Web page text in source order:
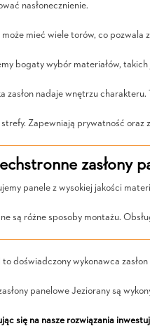
nasłonecznienie.
może mieć wiele torów, co pozwala
bogaty wybór materiałów,
zasłon nadaje wnętrzu
strefy. Zapewniają prywatność oraz
zasłony
panele z wysokiej jakości
są różne sposoby montażu.
to doświadczony wykonawca
panelowe Jeziorany są
się na nasze rozwiązania